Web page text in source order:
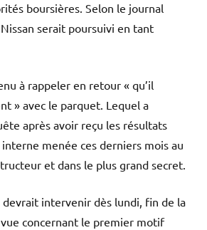
boursières. Selon le journal
serait poursuivi en tant
à rappeler en retour « qu’il
» avec le parquet. Lequel a
après avoir reçu les résultats
menée ces derniers mois au
et dans le plus grand secret.
devrait intervenir dès lundi, fin de la
concernant le premier motif